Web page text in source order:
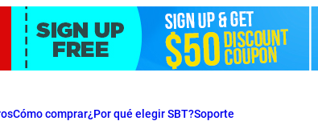
Cómo comprar¿Por qué elegir SBT?Soporte